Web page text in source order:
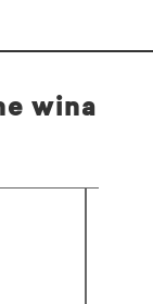
wina